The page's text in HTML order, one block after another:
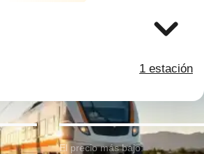
1 estación
El precio más bajo: